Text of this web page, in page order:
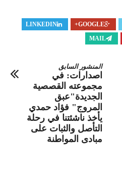
GOOGLE+
LINKEDIN
MAIL
المنشور السابق
اصدارات: في
مجموعته القصصية
الجديدة"عبق
المروج" فؤاد حمدي
يأخذ ناشئتنا في رحلة
التأصل والثبات على
مبادى المواطنة